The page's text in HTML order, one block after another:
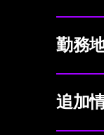
勤務
追加